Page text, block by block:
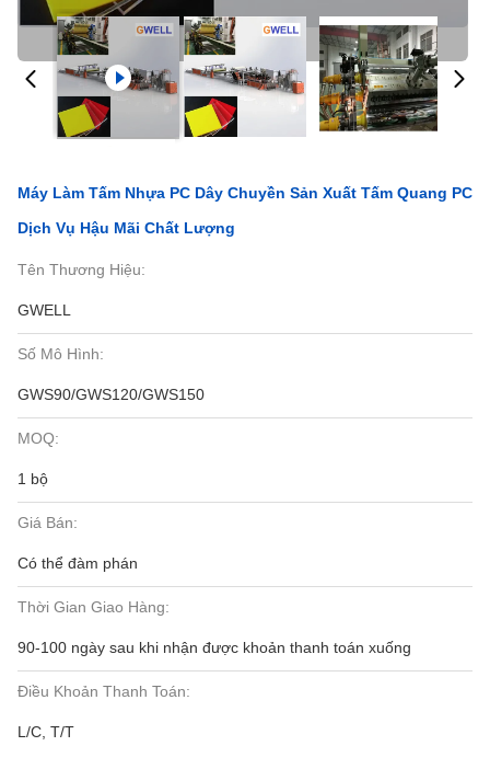
Máy Làm Tấm Nhựa PC Dây Chuyền Sản Xuất Tấm Quang PC
Dịch Vụ Hậu Mãi Chất Lượng
Tên Thương Hiệu:
GWELL
Số Mô Hình:
GWS90/GWS120/GWS150
MOQ:
1 bộ
Giá Bán:
Có thể đàm phán
Thời Gian Giao Hàng:
90-100 ngày sau khi nhận được khoản thanh toán xuống
Điều Khoản Thanh Toán:
L/C, T/T